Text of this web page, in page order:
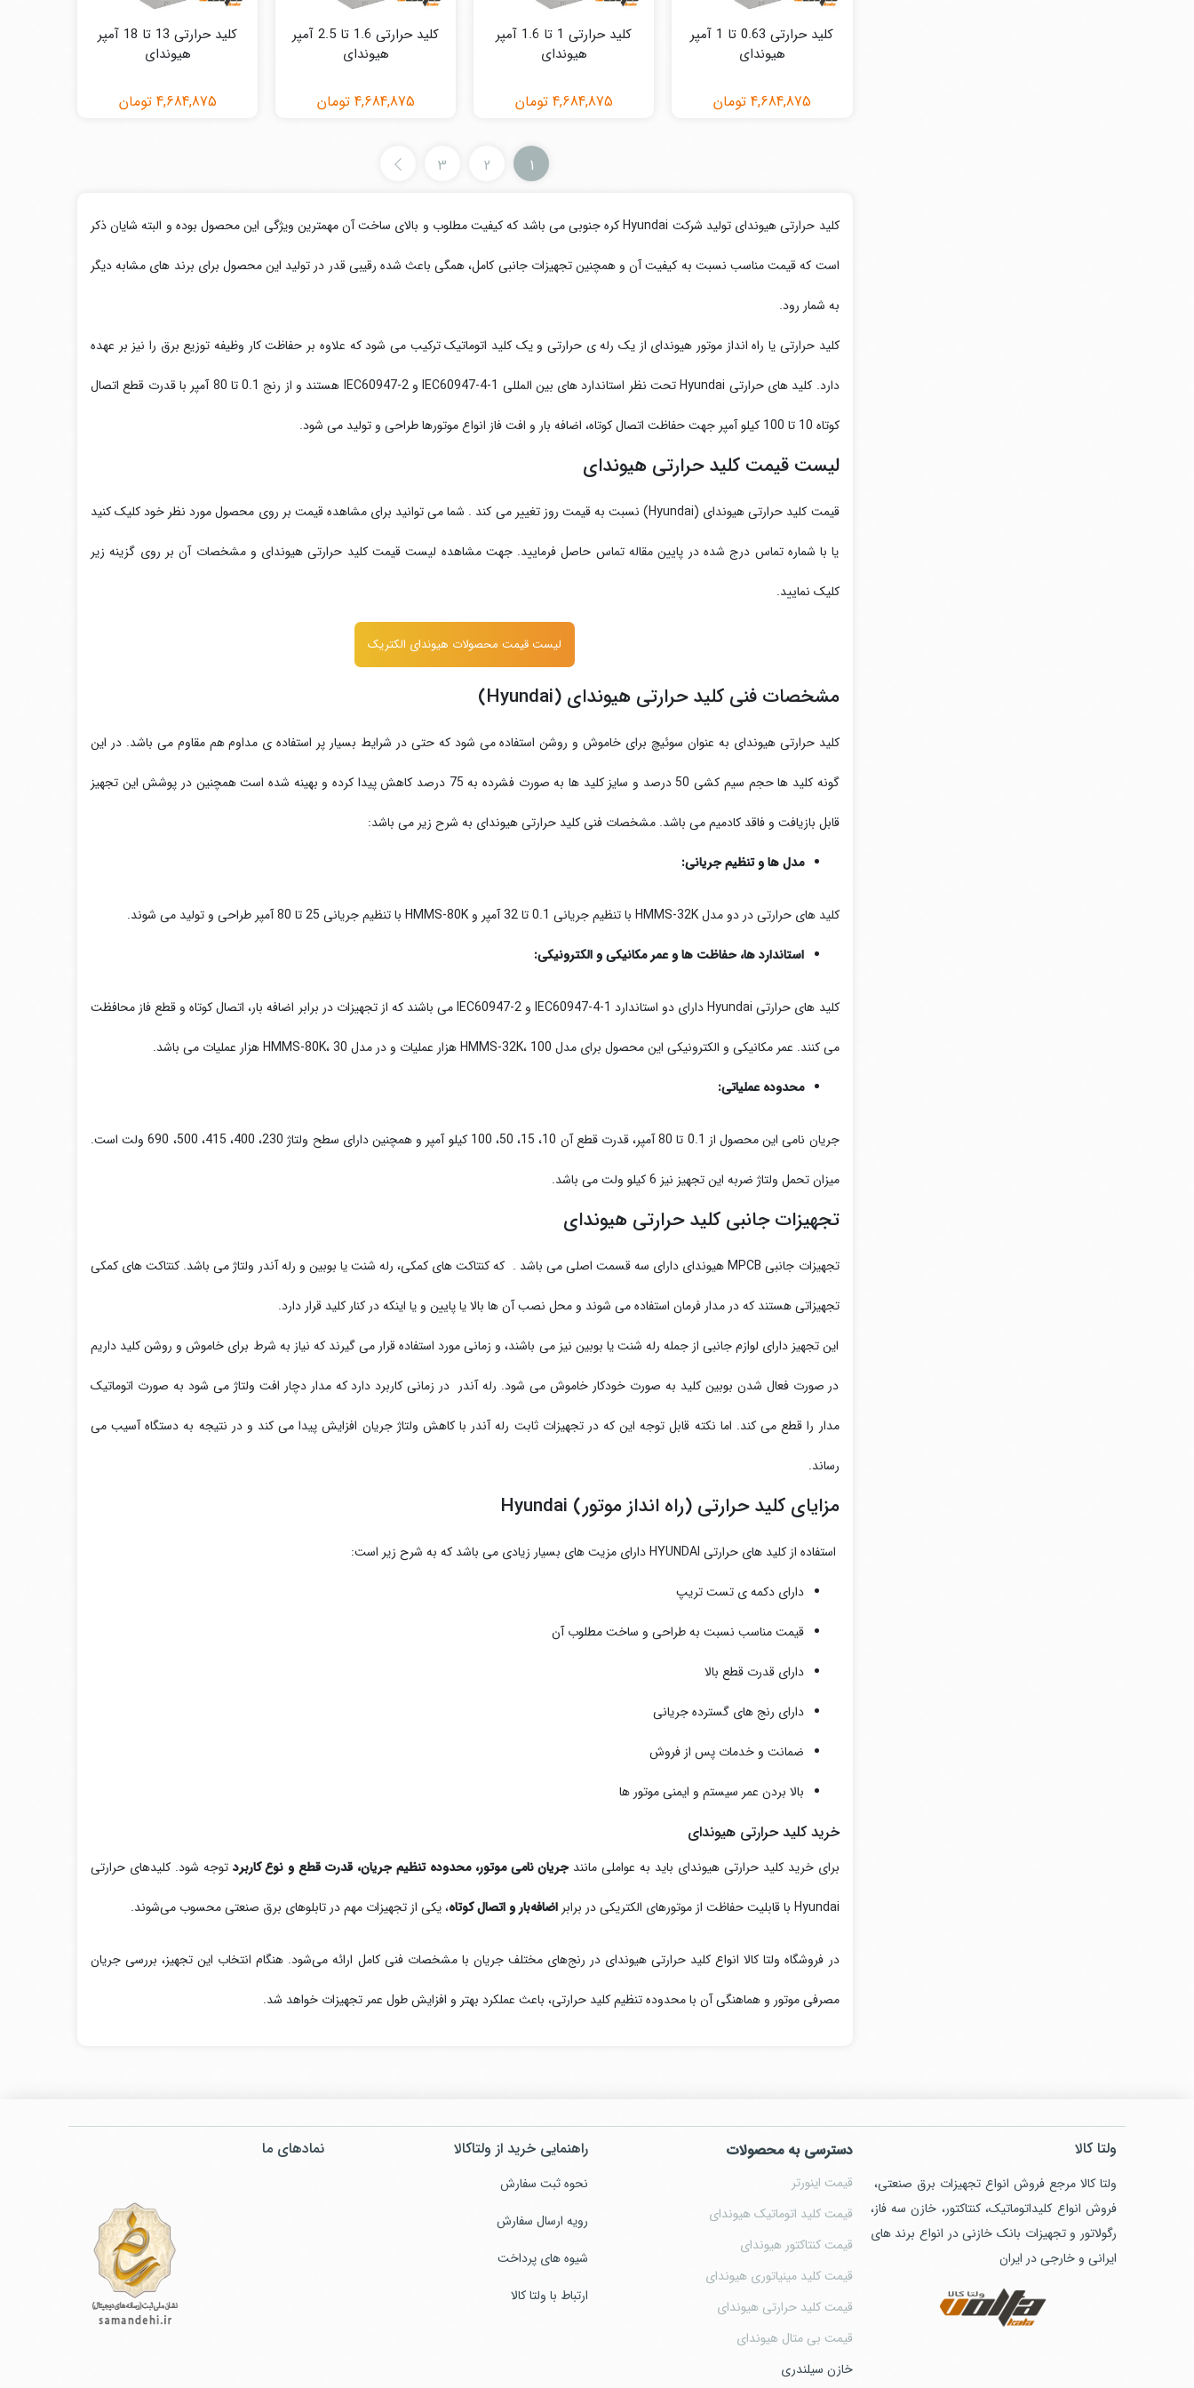
کلید حرارتی 0.63 تا 1 آمپر
هیوندای
4,684,875 تومان
کلید حرارتی 1 تا 1.6 آمپر
هیوندای
4,684,875 تومان
کلید حرارتی 1.6 تا 2.5 آمپر
هیوندای
4,684,875 تومان
کلید حرارتی 13 تا 18 آمپر
هیوندای
4,684,875 تومان
1
2
3
کلید حرارتی هیوندای تولید شرکت Hyundai کره جنوبی می باشد که کیفیت مطلوب و بالای ساخت آن مهمترین ویژگی این محصول بوده و البته شایان ذکر
است که قیمت مناسب نسبت به کیفیت آن و همچنین تجهیزات جانبی کامل، همگی باعث شده رقیبی قدر در تولید این محصول برای برند های مشابه دیگر
به شمار رود.
کلید حرارتی یا راه انداز موتور هیوندای از یک رله ی حرارتی و یک کلید اتوماتیک ترکیب می شود که علاوه بر حفاظت کار وظیفه توزیع برق را نیز بر عهده
دارد. کلید های حرارتی Hyundai تحت نظر استاندارد های بین المللی IEC60947-4-1 و IEC60947-2 هستند و از رنج 0.1 تا 80 آمپر با قدرت قطع اتصال
کوتاه 10 تا 100 کیلو آمپر جهت حفاظت اتصال کوتاه، اضافه بار و افت فاز انواع موتورها طراحی و تولید می شود.
لیست قیمت کلید حرارتی هیوندای
قیمت کلید حرارتی هیوندای (Hyundai) نسبت به قیمت روز تغییر می کند . شما می توانید برای مشاهده قیمت بر روی محصول مورد نظر خود کلیک کنید
یا با شماره تماس درج شده در پایین مقاله تماس حاصل فرمایید. جهت مشاهده لیست قیمت کلید حرارتی هیوندای و مشخصات آن بر روی گزینه زیر
کلیک نمایید.
لیست قیمت محصولات هیوندای الکتریک
مشخصات فنی کلید حرارتی هیوندای (Hyundai)
کلید حرارتی هیوندای به عنوان سوئیچ برای خاموش و روشن استفاده می شود که حتی در شرایط بسیار پر استفاده ی مداوم هم مقاوم می باشد. در این
گونه کلید ها حجم سیم کشی 50 درصد و سایز کلید ها به صورت فشرده به 75 درصد کاهش پیدا کرده و بهینه شده است همچنین در پوشش این تجهیز
قابل بازیافت و فاقد کادمیم می باشد. مشخصات فنی کلید حرارتی هیوندای به شرح زیر می باشد:
مدل ها و تنظیم جریانی:
کلید های حرارتی در دو مدل HMMS-32K با تنظیم جریانی 0.1 تا 32 آمپر و HMMS-80K با تنظیم جریانی 25 تا 80 آمپر طراحی و تولید می شوند.
استاندارد ها، حفاظت ها و عمر مکانیکی و الکترونیکی:
کلید های حرارتی Hyundai دارای دو استاندارد IEC60947-4-1 و IEC60947-2 می باشند که از تجهیزات در برابر اضافه بار، اتصال کوتاه و قطع فاز محافظت
می کنند. عمر مکانیکی و الکترونیکی این محصول برای مدل HMMS-32K، 100 هزار عملیات و در مدل HMMS-80K، 30 هزار عملیات می باشد.
محدوده عملیاتی:
جریان نامی این محصول از 0.1 تا 80 آمپر، قدرت قطع آن 10، 15، 50، 100 کیلو آمپر و همچنین دارای سطح ولتاژ 230، 400، 415، 500، 690 ولت است.
میزان تحمل ولتاژ ضربه این تجهیز نیز 6 کیلو ولت می باشد.
تجهیزات جانبی کلید حرارتی هیوندای
تجهیزات جانبی MPCB هیوندای دارای سه قسمت اصلی می باشد . که کنتاکت های کمکی، رله شنت یا بوبین و رله آندر ولتاژ می باشد. کنتاکت های کمکی
تجهیزاتی هستند که در مدار فرمان استفاده می شوند و محل نصب آن ها بالا یا پایین و یا اینکه در کنار کلید قرار دارد.
این تجهیز دارای لوازم جانبی از جمله رله شنت یا بوبین نیز می باشند، و زمانی مورد استفاده قرار می گیرند که نیاز به شرط برای خاموش و روشن کلید داریم
در صورت فعال شدن بوبین کلید به صورت خودکار خاموش می شود. رله آندر در زمانی کاربرد دارد که مدار دچار افت ولتاژ می شود به صورت اتوماتیک
مدار را قطع می کند. اما نکته قابل توجه این که در تجهیزات ثابت رله آندر با کاهش ولتاژ جریان افزایش پیدا می کند و در نتیجه به دستگاه آسیب می
رساند.
مزایای کلید حرارتی (راه انداز موتور) Hyundai
استفاده از کلید های حرارتی HYUNDAI دارای مزیت های بسیار زیادی می باشد که به شرح زیر است:
دارای دکمه ی تست تریپ
قیمت مناسب نسبت به طراحی و ساخت مطلوب آن
دارای قدرت قطع بالا
دارای رنج های گسترده جریانی
ضمانت و خدمات پس از فروش
بالا بردن عمر سیستم و ایمنی موتور ها
خرید کلید حرارتی هیوندای
برای خرید کلید حرارتی هیوندای باید به عواملی مانند جریان نامی موتور، محدوده تنظیم جریان، قدرت قطع و نوع کاربرد توجه شود. کلیدهای حرارتی
Hyundai با قابلیت حفاظت از موتورهای الکتریکی در برابر اضافه‌بار و اتصال کوتاه، یکی از تجهیزات مهم در تابلوهای برق صنعتی محسوب می‌شوند.
در فروشگاه ولتا کالا انواع کلید حرارتی هیوندای در رنج‌های مختلف جریان با مشخصات فنی کامل ارائه می‌شود. هنگام انتخاب این تجهیز، بررسی جریان
مصرفی موتور و هماهنگی آن با محدوده تنظیم کلید حرارتی، باعث عملکرد بهتر و افزایش طول عمر تجهیزات خواهد شد.
ولتا کالا
ولتا کالا مرجع فروش انواع تجهیزات برق صنعتی،
فروش انواع کلیداتوماتیک، کنتاکتور، خازن سه فاز،
رگولاتور و تجهیزات بانک خازنی در انواع برند های
ایرانی و خارجی در ایران
دسترسی به محصولات
قیمت اینورتر
قیمت کلید اتوماتیک هیوندای
قیمت کنتاکتور هیوندای
قیمت کلید مینیاتوری هیوندای
قیمت کلید حرارتی هیوندای
قیمت بی متال هیوندای
خازن سیلندری
راهنمایی خرید از ولتاکالا
نحوه ثبت سفارش
رویه ارسال سفارش
شیوه های پرداخت
ارتباط با ولتا کالا
نمادهای ما